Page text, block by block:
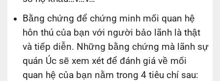
Bằng chứng để chứng minh mối quan hệ
hôn thú của bạn với người bảo lãnh là thật
và tiếp diễn. Những bằng chứng mà lãnh sự
quán Úc sẽ xem xét để đánh giá về mối
quan hệ của bạn nằm trong 4 tiêu chí sau: